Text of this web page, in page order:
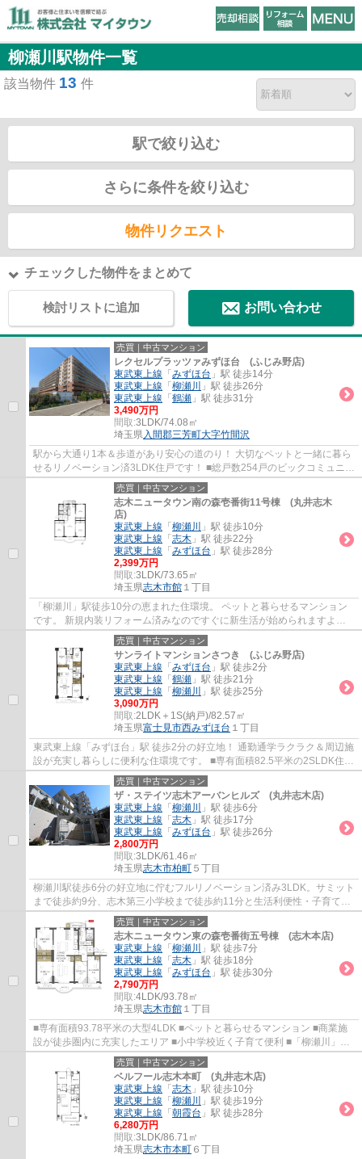
柳瀬川駅物件一覧
該当物件 13 件
駅で絞り込む
さらに条件を絞り込む
物件リクエスト
チェックした物件をまとめて
検討リストに追加 お問い合わせ
売買｜中古マンション
レクセルプラッツァみずほ台 (ふじみ野店)
東武東上線 「 みずほ台 」駅 徒歩14分
東武東上線 「 柳瀬川
」駅 徒歩26分
東武東上線 「 鶴瀬 」駅 徒歩31分
3,490万円
間取:3LDK/74.08㎡
埼玉県入間郡三芳町大字竹間沢
駅から大通り1本＆歩道があり安心の道のり！ 大切なペットと一緒に暮ら
せるリノベーション済3LDK住戸です！ ■総戸数254戸のビックコミュニテ
ィ ■オートロック・宅配ボックス付き ■両...
売買｜中古マンション
志木ニュータウン南の森壱番街11号棟 (丸井志木
店)
東武東上線 「 柳瀬川
」駅 徒歩10分
東武東上線 「 志木 」駅 徒歩22分
東武東上線 「 みずほ台 」駅 徒歩28分
2,399万円
間取:3LDK/73.65㎡
埼玉県志木市館 １丁目
「柳瀬川」駅徒歩10分の恵まれた住環境。 ペットと暮らせるマンション
です。 新規内装リフォーム済みなのですぐに新生活が始められますよ！
ファミリーに嬉しい3LDK、全室6帖以上のゆ...
売買｜中古マンション
サンライトマンションさつき (ふじみ野店)
東武東上線 「 みずほ台 」駅 徒歩2分
東武東上線 「 鶴瀬 」駅 徒歩21分
東武東上線 「 柳瀬川
」駅 徒歩25分
3,090万円
間取:2LDK＋1S(納戸)/82.57㎡
埼玉県富士見市西みずほ台 １丁目
東武東上線「みずほ台」駅 徒歩2分の好立地！ 通勤通学ラクラク＆周辺施
設が充実し暮らしに便利な住環境です。 ■専有面積82.5平米の2SLDK住戸
■2026年8月リノベーション完了予定 ■南...
売買｜中古マンション
ザ・ステイツ志木アーバンヒルズ (丸井志木店)
東武東上線 「 柳瀬川
」駅 徒歩6分
東武東上線 「 志木 」駅 徒歩17分
東武東上線 「 みずほ台 」駅 徒歩26分
2,800万円
間取:3LDK/61.46㎡
埼玉県志木市柏町 ５丁目
柳瀬川駅徒歩6分の好立地に佇むフルリノベーション済み3LDK。サミット
まで徒歩約9分、志木第三小学校まで徒歩約11分と生活利便性・子育て環
境ともに良好な住まいです。ぜひ現地でご体...
売買｜中古マンション
志木ニュータウン東の森壱番街五号棟 (志木本店)
東武東上線 「 柳瀬川
」駅 徒歩7分
東武東上線 「 志木 」駅 徒歩18分
東武東上線 「 みずほ台 」駅 徒歩30分
2,790万円
間取:4LDK/93.78㎡
埼玉県志木市館 １丁目
■専有面積93.78平米の大型4LDK ■ペットと暮らせるマンション ■商業施
設が徒歩圏内に充実したエリア ■小中学校近く子育て便利 ■「柳瀬川」駅
徒歩7分の恵まれた住環境
売買｜中古マンション
ベルフール志木本町 (丸井志木店)
東武東上線 「 志木 」駅 徒歩10分
東武東上線 「 柳瀬川
」駅 徒歩19分
東武東上線 「 朝霞台 」駅 徒歩28分
6,280万円
間取:3LDK/86.71㎡
埼玉県志木市本町 ６丁目